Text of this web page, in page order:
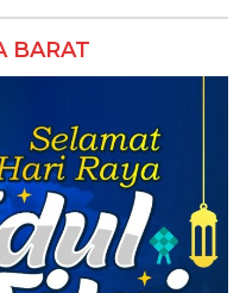
BARAT